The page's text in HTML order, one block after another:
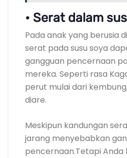
• Serat dalam
Pada anak yang berusia
serat pada susu soya
gangguan pencernaan
mereka. Seperti rasa
perut mulai dari
diare.
Meskipun kandungan
jarang menyebabkan
pencernaan.Tetapi Anda